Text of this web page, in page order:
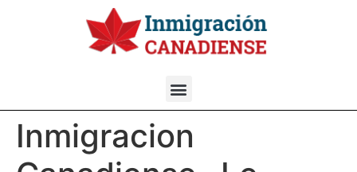
Inmigracion